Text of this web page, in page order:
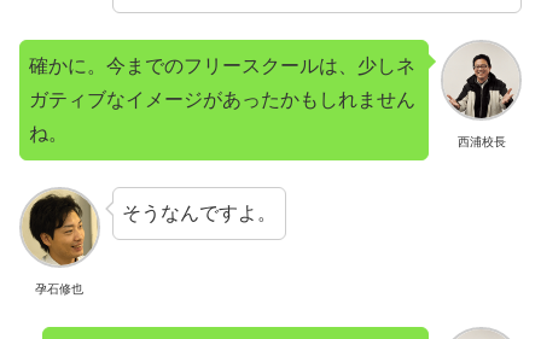
西浦校長
確かに。今までのフリースクールは、少しネ
ガティブなイメージがあったかもしれません
ね。
孕石修也
そうなんですよ。